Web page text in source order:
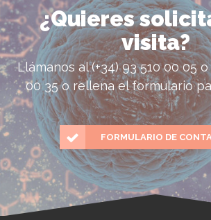
¿Quieres
visita?
Llámanos al (+34) 93 510 00 05 o
00 35 o rellena el formulario
FORMULARIO DE